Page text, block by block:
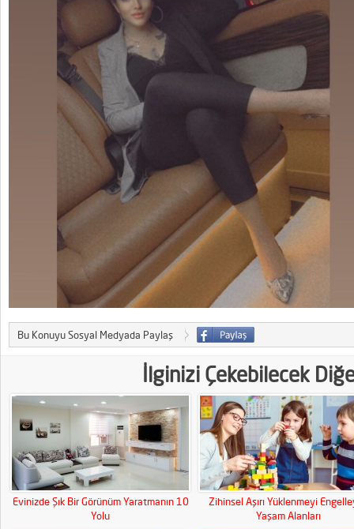
Bu Konuyu Sosyal Medyada Paylaş
İlginizi Çekebilecek
Evinizde Şık Bir Görünüm Yaratmanın 10
Yolu
Zihinsel Aşırı Yüklenmeyi
Yaşam Alanları